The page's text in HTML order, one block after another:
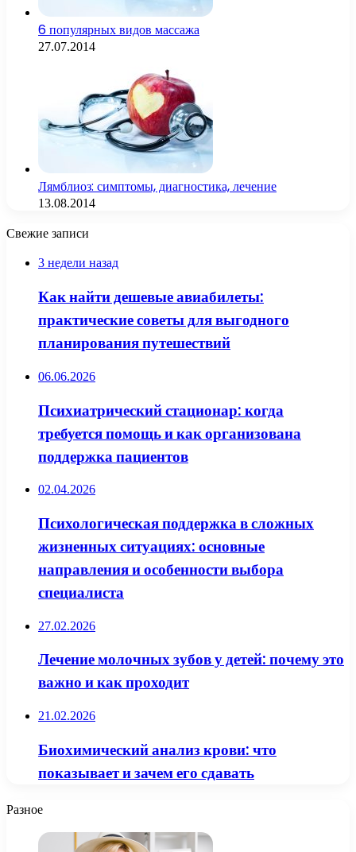
6 популярных видов массажа
27.07.2014
Лямблиоз: симптомы, диагностика, лечение
13.08.2014
Свежие записи
3 недели назад
Как найти дешевые авиабилеты:
практические советы для выгодного
планирования путешествий
06.06.2026
Психиатрический стационар: когда
требуется помощь и как организована
поддержка пациентов
02.04.2026
Психологическая поддержка в сложных
жизненных ситуациях: основные
направления и особенности выбора
специалиста
27.02.2026
Лечение молочных зубов у детей: почему это
важно и как проходит
21.02.2026
Биохимический анализ крови: что
показывает и зачем его сдавать
Разное